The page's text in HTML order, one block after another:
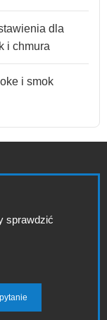
dla
i chmura
i smok
sprawdzić